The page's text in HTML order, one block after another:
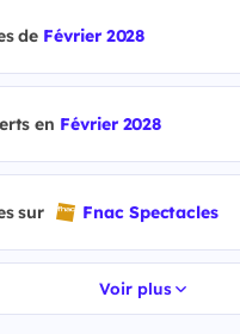
de Février 2028
en Février 2028
sur Fnac Spectacles
Voir plus